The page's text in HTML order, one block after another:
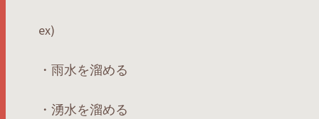
ex)
・雨水を溜める
・湧水を溜める